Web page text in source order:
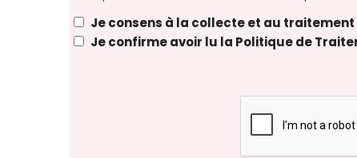
Je consens à la collecte et au
Je confirme avoir lu la Politique de